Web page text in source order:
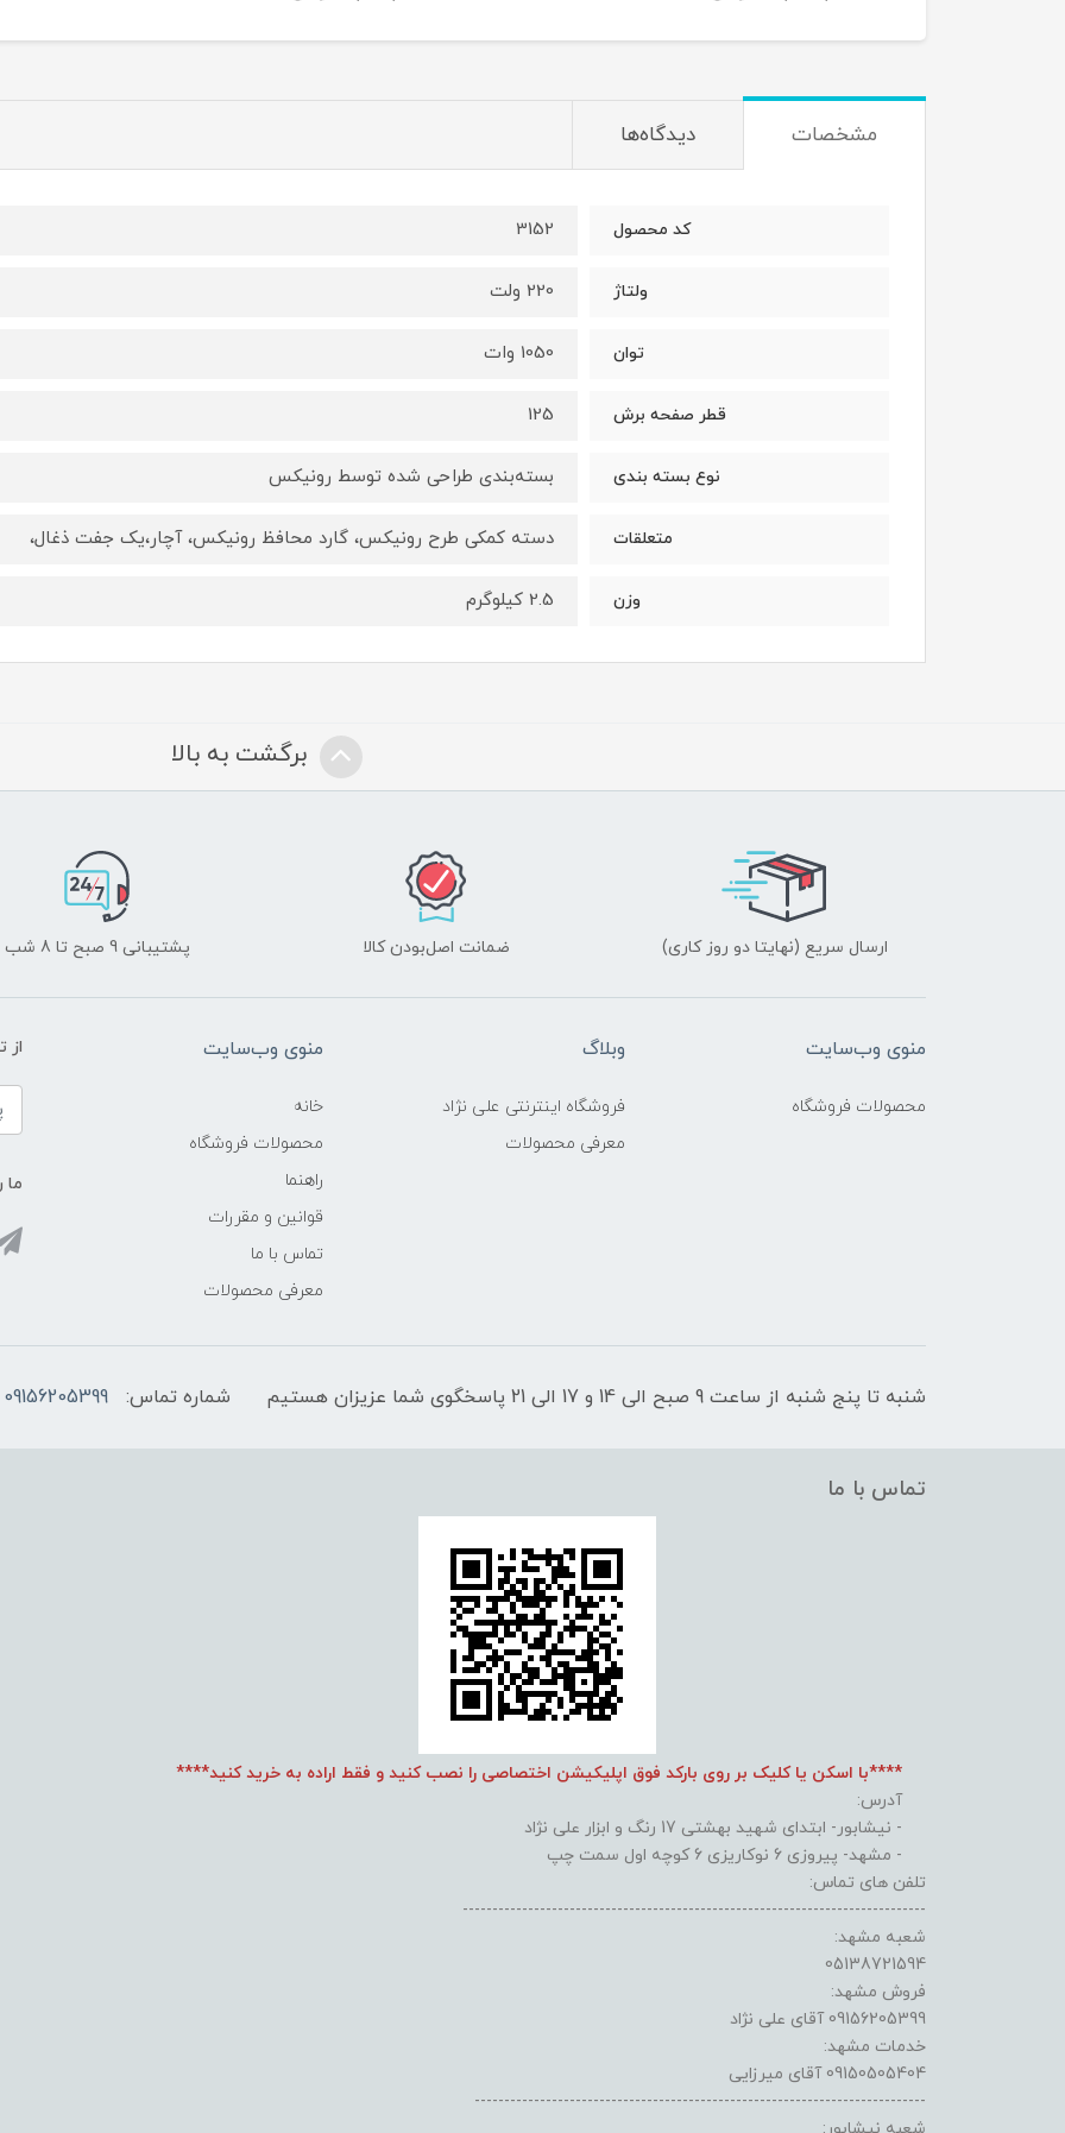
مشخصات دیدگاه‌ها
کد محصول 3152
ولتاژ 220 ولت
توان 1050 وات
قطر صفحه برش 125
نوع بسته بندی بسته‌بندی طراحی شده توسط رونیکس
متعلقات دسته کمکی طرح رونیکس، گارد محافظ رونیکس، آچار،یک جفت ذغال،
وزن 2.5 کیلوگرم
برگشت به بالا
ارسال سریع (نهایتا دو روز کاری) ضمانت اصل‌بودن کالا پشتیبانی 9 صبح تا 8 شب
منوی وب‌سایت
محصولات فروشگاه
وبلاگ
فروشگاه اینترنتی علی نژاد
معرفی محصولات
منوی وب‌سایت
خانه
محصولات فروشگاه
راهنما
قوانین و مقررات
تماس با ما
معرفی محصولات
از
ما
شنبه تا پنج شنبه از ساعت 9 صبح الی 14 و 17 الی 21 پاسخگوی شما عزیزان هستیم شماره تماس: 09156205399
تماس با ما
****با اسکن یا کلیک بر روی بارکد فوق اپلیکیشن اختصاصی را نصب کنید و فقط اراده به خرید کنید****
آدرس:
- نیشابور- ابتدای شهید بهشتی 17 رنگ و ابزار علی نژاد
- مشهد- پیروزی 6 نوکاریزی 6 کوچه اول سمت چپ
تلفن های تماس:
------------------------------------------------------------------------------
شعبه مشهد:
05138721594
فروش مشهد:
09156205399 آقای علی نژاد
خدمات مشهد:
09150505404 آقای میرزایی
----------------------------------------------------------------------------
شعبه نیشابور: